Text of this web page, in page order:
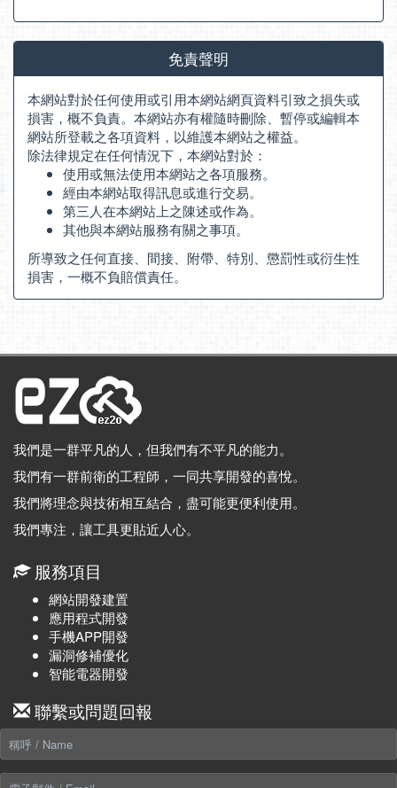
免責聲明
本網站對於任何使用或引用本網站網頁資料引致之損失或
損害，概不負責。本網站亦有權隨時刪除、暫停或編輯本
網站所登載之各項資料，以維護本網站之權益。
除法律規定在任何情況下，本網站對於：
使用或無法使用本網站之各項服務。
經由本網站取得訊息或進行交易。
第三人在本網站上之陳述或作為。
其他與本網站服務有關之事項。
所導致之任何直接、間接、附帶、特別、懲罰性或衍生性
損害，一概不負賠償責任。
我們是一群平凡的人，但我們有不平凡的能力。
我們有一群前衛的工程師，一同共享開發的喜悅。
我們將理念與技術相互結合，盡可能更便利使用。
我們專注，讓工具更貼近人心。
服務項目
網站開發建置
應用程式開發
手機APP開發
漏洞修補優化
智能電器開發
聯繫或問題回報